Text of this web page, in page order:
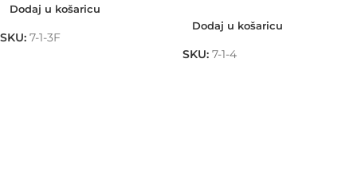
Dodaj u košaricu
SKU: 7-1-3F
Dodaj u košaricu
SKU: 7-1-4